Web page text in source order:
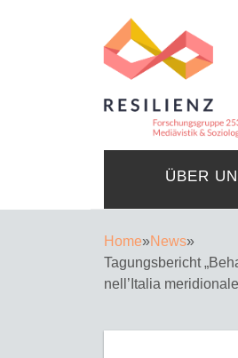
ÜBER
Home»News»
Tagungsbericht
nell’Italia